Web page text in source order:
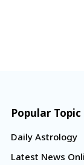
Popular Topic
Daily Astrology
Latest News